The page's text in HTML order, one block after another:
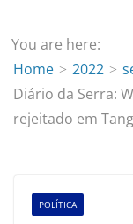
You are here:
Home
2022
Diário da Serra:
rejeitado em
POLÍTICA